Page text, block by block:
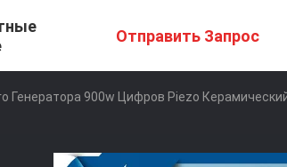
Отправить Запрос
Генератора 900w Цифров Piezo